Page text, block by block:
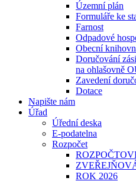
Územní plán
Formuláře ke
Farnost
Odpadové
Obecní
Doručování
na ohlašovně
Zavedení
Dotace
Napište nám
Úřad
Úřední deska
E-podatelna
Rozpočet
ROK 2026